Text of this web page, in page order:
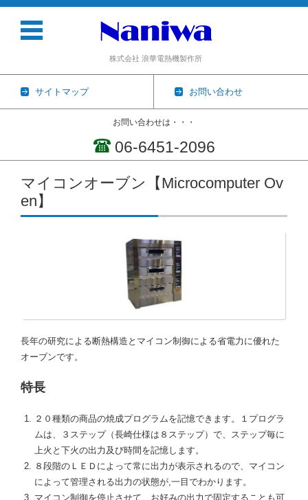
株式会社 浪華電熱機製作所
サイトマップ お問い合わせ
お問い合わせは・・・
06-6451-2096
コンテンツに移動
マイコンオーブン【Microcomputer Ov
en】
長年の研究による断熱構造とマイコン制御による省電力に優れた
オーブンです。
特長
２０種類の商品の焼成プログラムを記憶できます。１プログラ
ムは、３ステップ（長崎仕様は８ステップ）で、ステップ毎に
上火と下火の出力及び時間を記憶します。
８段階のＬＥＤによって常に出力が表示されるので、マイコン
によって管理される出力の状態が,一目でわかります。
マイコン制御を停止させて、お好みの出力で固定することも可